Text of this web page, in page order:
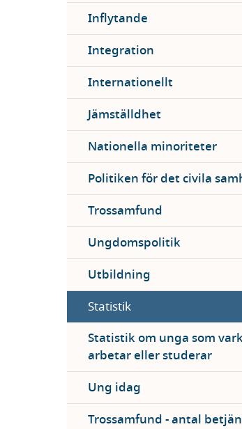
Inflytande
Integration
Internationellt
Jämställdhet
Nationella minoriteter
Politiken för det civila
Trossamfund
Ungdomspolitik
Utbildning
Statistik
Statistik om unga som
arbetar eller studerar
Ung idag
Trossamfund - antal